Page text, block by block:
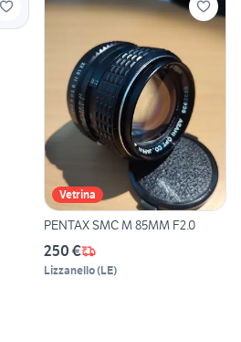
Vetrina
PENTAX SMC M 85MM F2.0
250 €
Lizzanello(LE)